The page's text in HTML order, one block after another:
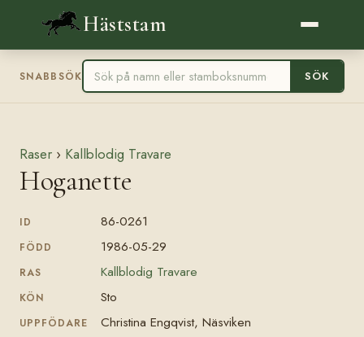
Häststam
SNABBSÖK SÖK
Raser › Kallblodig Travare
Hoganette
ID 86-0261
FÖDD 1986-05-29
RAS Kallblodig Travare
KÖN Sto
UPPFÖDARE Christina Engqvist, Näsviken